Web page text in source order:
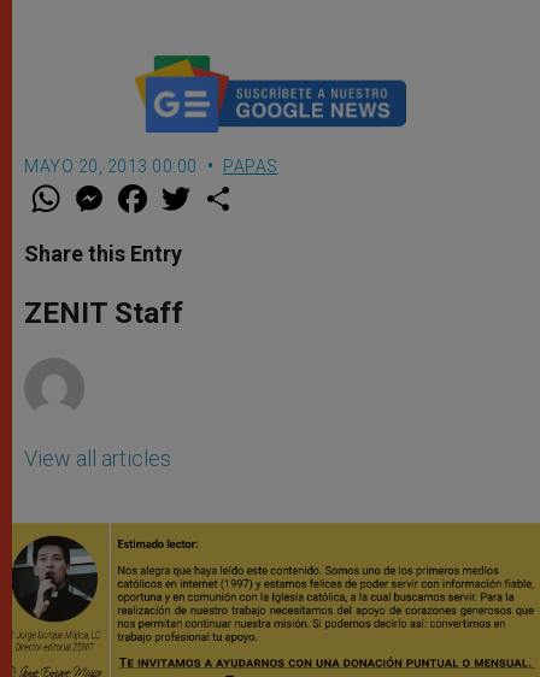
MAYO 20, 2013 00:00 PAPAS
W
t
s
p
p
M
e
s
e
g
e
F
a
e
b
o
k
w
Share this Entry
ZENIT Staff
View all articles